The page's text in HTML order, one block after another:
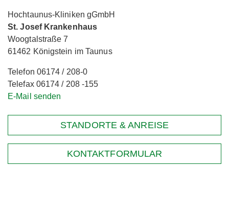
Hochtaunus-Kliniken gGmbH
St. Josef Krankenhaus
Woogtalstraße 7
61462 Königstein im Taunus
Telefon 06174 / 208-0
Telefax 06174 / 208 -155
E-Mail senden
STANDORTE & ANREISE
KONTAKTFORMULAR